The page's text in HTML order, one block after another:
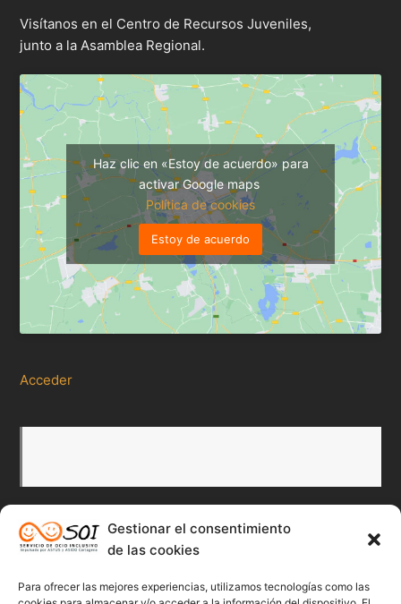
Gestionar el consentimiento
de las cookies
Para ofrecer las mejores experiencias, utilizamos tecnologías como las
Visítanos en el Centro de Recursos Juveniles,
junto a la Asamblea Regional.
Haz clic en «Estoy de acuerdo» para
activar Google maps
Política de cookies
Estoy de acuerdo
Acceder
Redes Sociales